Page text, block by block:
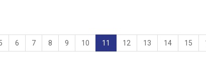
6 7 8 9 10 11 12 13 14 15